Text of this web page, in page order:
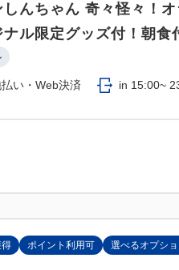
しんちゃん 奇々怪々！
ル限定グッズ付！朝食
い・Web決済 in 15:00~
ポイント利用可 選べるオプシ